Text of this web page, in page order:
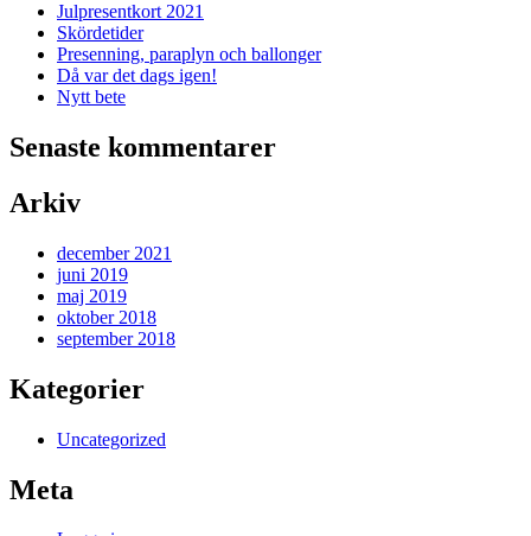
Julpresentkort 2021
Skördetider
Presenning, paraplyn och ballonger
Då var det dags igen!
Nytt bete
Senaste kommentarer
Arkiv
december 2021
juni 2019
maj 2019
oktober 2018
september 2018
Kategorier
Uncategorized
Meta